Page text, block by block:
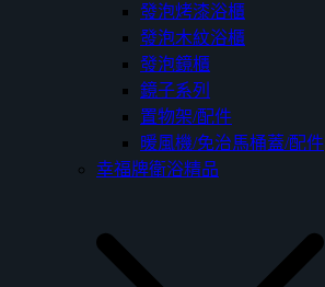
發泡烤漆浴櫃
發泡木紋浴櫃
發泡鏡櫃
鏡子系列
置物架/配件
暖風機/免治馬桶蓋/配件
幸福牌衛浴精品